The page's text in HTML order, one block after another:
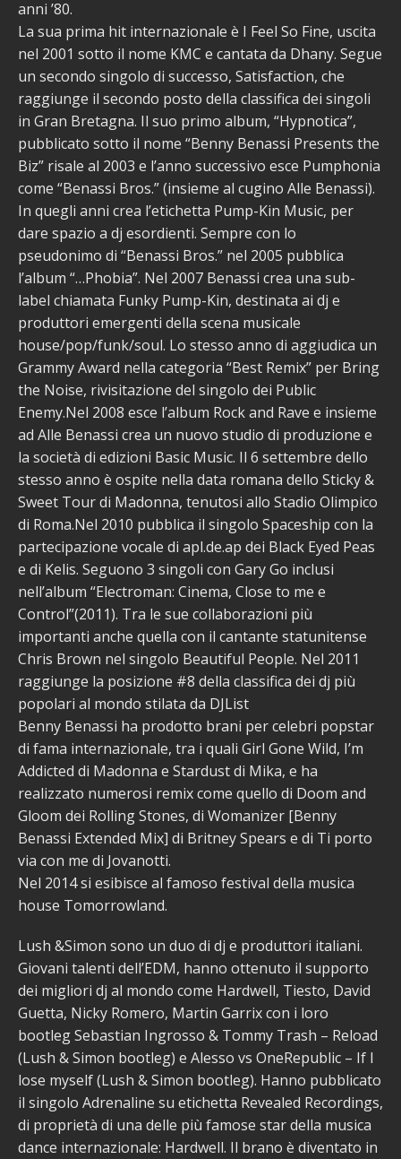
anni ’80.
La sua prima hit internazionale è I Feel So Fine, uscita
nel 2001 sotto il nome KMC e cantata da Dhany. Segue
un secondo singolo di successo, Satisfaction, che
raggiunge il secondo posto della classifica dei singoli
in Gran Bretagna. Il suo primo album, “Hypnotica”,
pubblicato sotto il nome “Benny Benassi Presents the
Biz” risale al 2003 e l’anno successivo esce Pumphonia
come “Benassi Bros.” (insieme al cugino Alle Benassi).
In quegli anni crea l’etichetta Pump-Kin Music, per
dare spazio a dj esordienti. Sempre con lo
pseudonimo di “Benassi Bros.” nel 2005 pubblica
l’album “…Phobia”. Nel 2007 Benassi crea una sub-
label chiamata Funky Pump-Kin, destinata ai dj e
produttori emergenti della scena musicale
house/pop/funk/soul. Lo stesso anno di aggiudica un
Grammy Award nella categoria “Best Remix” per Bring
the Noise, rivisitazione del singolo dei Public
Enemy.Nel 2008 esce l’album Rock and Rave e insieme
ad Alle Benassi crea un nuovo studio di produzione e
la società di edizioni Basic Music. Il 6 settembre dello
stesso anno è ospite nella data romana dello Sticky &
Sweet Tour di Madonna, tenutosi allo Stadio Olimpico
di Roma.Nel 2010 pubblica il singolo Spaceship con la
partecipazione vocale di apl.de.ap dei Black Eyed Peas
e di Kelis. Seguono 3 singoli con Gary Go inclusi
nell’album “Electroman: Cinema, Close to me e
Control”(2011). Tra le sue collaborazioni più
importanti anche quella con il cantante statunitense
Chris Brown nel singolo Beautiful People. Nel 2011
raggiunge la posizione #8 della classifica dei dj più
popolari al mondo stilata da DJList
Benny Benassi ha prodotto brani per celebri popstar
di fama internazionale, tra i quali Girl Gone Wild, I’m
Addicted di Madonna e Stardust di Mika, e ha
realizzato numerosi remix come quello di Doom and
Gloom dei Rolling Stones, di Womanizer [Benny
Benassi Extended Mix] di Britney Spears e di Ti porto
via con me di Jovanotti.
Nel 2014 si esibisce al famoso festival della musica
house Tomorrowland.
Lush &Simon sono un duo di dj e produttori italiani.
Giovani talenti dell’EDM, hanno ottenuto il supporto
dei migliori dj al mondo come Hardwell, Tiesto, David
Guetta, Nicky Romero, Martin Garrix con i loro
bootleg Sebastian Ingrosso & Tommy Trash – Reload
(Lush & Simon bootleg) e Alesso vs OneRepublic – If I
lose myself (Lush & Simon bootleg). Hanno pubblicato
il singolo Adrenaline su etichetta Revealed Recordings,
di proprietà di una delle più famose star della musica
dance internazionale: Hardwell. Il brano è diventato in